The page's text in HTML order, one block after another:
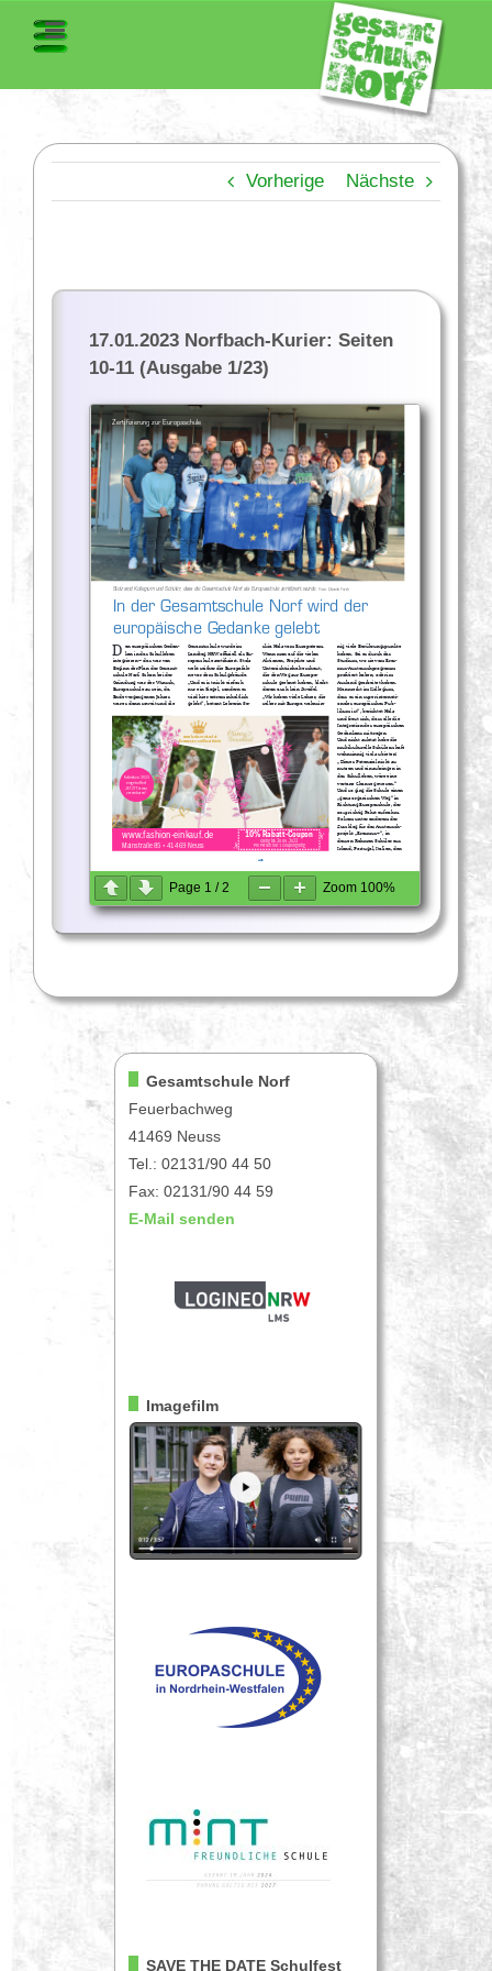
Vorherige Nächste
17.01.2023 Norfbach-Kurier: Seiten
10-11 (Ausgabe 1/23)
Page 1 /2 Zoom 100%
Gesamtschule Norf
Feuerbachweg
41469 Neuss
Tel.: 02131/90 44 50
Fax: 02131/90 44 59
E-Mail senden
Imagefilm
SAVE THE DATE Schulfest